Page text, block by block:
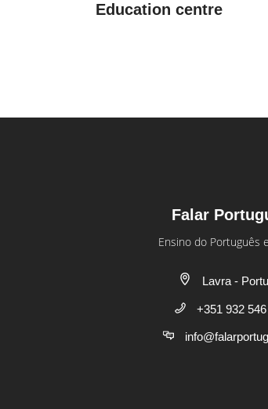
Education centre
Falar
Ensino do Português
Lavra -
+351 932